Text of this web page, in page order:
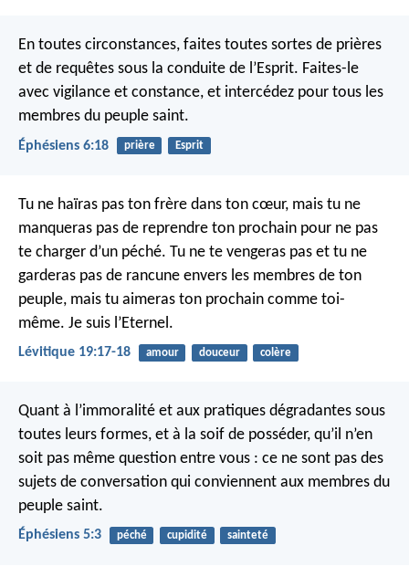
En toutes circonstances, faites toutes sortes de prières
et de requêtes sous la conduite de l’Esprit. Faites-le
avec vigilance et constance, et intercédez pour tous les
membres du peuple saint.
Éphésiens 6:18 prière Esprit
Tu ne haïras pas ton frère dans ton cœur, mais tu ne
manqueras pas de reprendre ton prochain pour ne pas
te charger d’un péché. Tu ne te vengeras pas et tu ne
garderas pas de rancune envers les membres de ton
peuple, mais tu aimeras ton prochain comme toi-
même. Je suis l’Eternel.
Lévitique 19:17-18 amour douceur colère
Quant à l’immoralité et aux pratiques dégradantes sous
toutes leurs formes, et à la soif de posséder, qu’il n’en
soit pas même question entre vous : ce ne sont pas des
sujets de conversation qui conviennent aux membres du
peuple saint.
Éphésiens 5:3 péché cupidité sainteté